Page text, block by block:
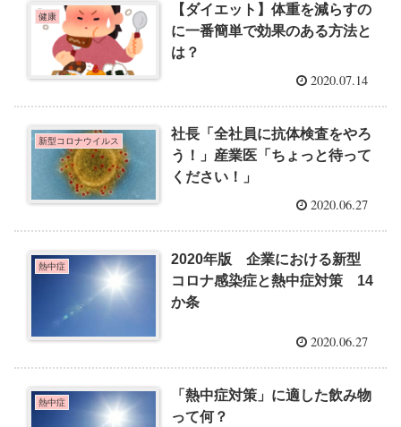
健康
【ダイエット】体重を減らすの
に一番簡単で効果のある方法と
は？
2020.07.14
新型コロナウイルス
社長「全社員に抗体検査をやろ
う！」産業医「ちょっと待って
ください！」
2020.06.27
熱中症
2020年版 企業における新型
コロナ感染症と熱中症対策 14
か条
2020.06.27
熱中症
「熱中症対策」に適した飲み物
って何？